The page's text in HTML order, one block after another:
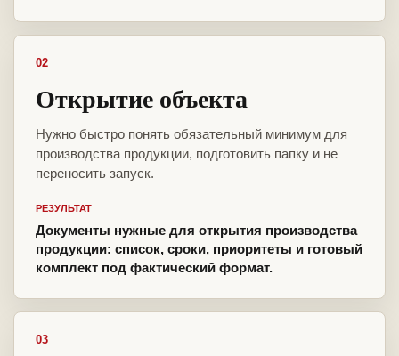
02
Открытие объекта
Нужно быстро понять обязательный минимум для
производства продукции, подготовить папку и не
переносить запуск.
РЕЗУЛЬТАТ
Документы нужные для открытия производства
продукции: список, сроки, приоритеты и готовый
комплект под фактический формат.
03